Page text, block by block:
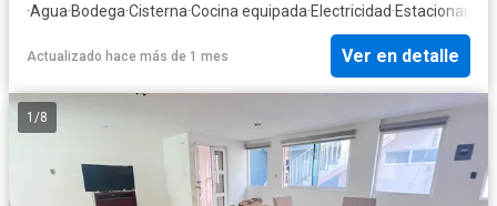
·Agua·Bodega·Cisterna·Cocina equipada·Electricidad·
Actualizado hace más de 1 mes Ver en detalle
1 /8